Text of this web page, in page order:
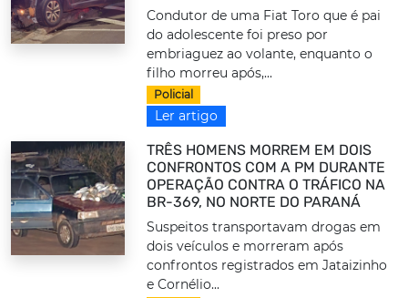
Condutor de uma Fiat Toro que é pai
do adolescente foi preso por
embriaguez ao volante, enquanto o
filho morreu após,...
Policial
Ler artigo
TRÊS HOMENS MORREM EM DOIS
CONFRONTOS COM A PM DURANTE
OPERAÇÃO CONTRA O TRÁFICO NA
BR-369, NO NORTE DO PARANÁ
Suspeitos transportavam drogas em
dois veículos e morreram após
confrontos registrados em Jataizinho
e Cornélio...